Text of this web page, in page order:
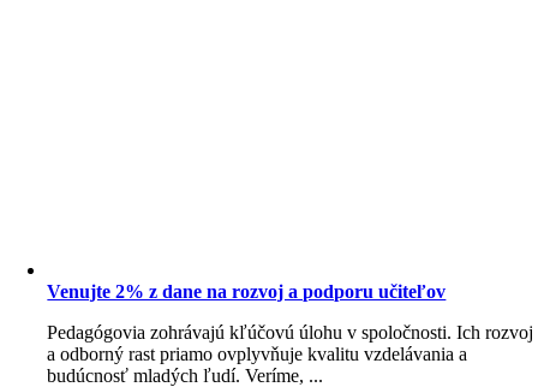
Venujte 2% z dane na rozvoj a podporu učiteľov
Pedagógovia zohrávajú kľúčovú úlohu v spoločnosti. Ich rozvoj
a odborný rast priamo ovplyvňuje kvalitu vzdelávania a
budúcnosť mladých ľudí. Veríme, ...